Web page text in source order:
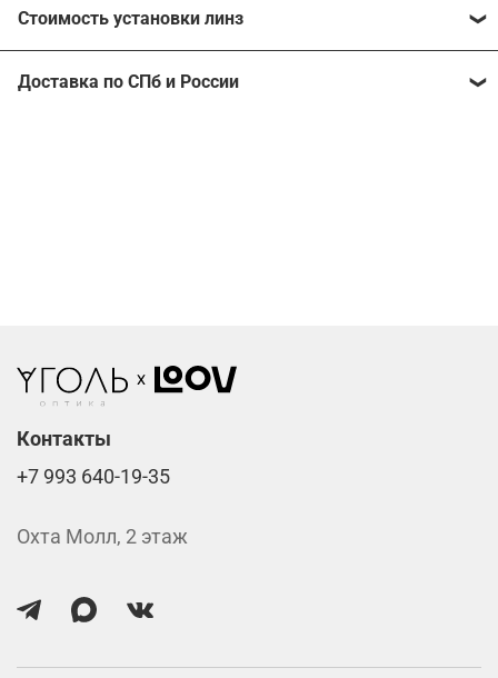
Стоимость установки линз
Расчитать стоимость ваших линз поможет
Доставка по СПб и России
Контакты
+7 993 640-19-35
Охта Молл, 2 этаж